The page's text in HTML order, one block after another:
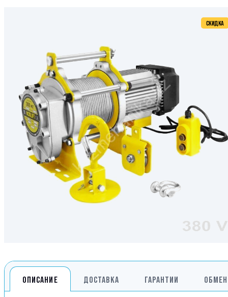
Строительное
Генераторы
Компрессоры
Климатическое
Производственная
Гидравлическое
Дробильное
СКИДКА
ОПИСАНИЕ ДОСТАВКА ГАРАНТИИ